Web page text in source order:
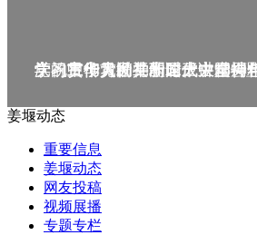
庆祝中华人民共和国成立75周
学习贯彻党的二十届三中全会
党的二十大精神理论大讲堂--
学习宣传贯彻党的二十大精神
学习贯彻习近平新时代中国特
姜堰动态
重要信息
姜堰动态
网友投稿
视频展播
专题专栏